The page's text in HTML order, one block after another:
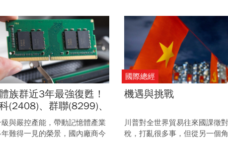
其他AI競爭者與台灣半導體，
來哪些衝擊？
外，劉揚偉能為代工帝國開創
曲線嗎？
族群近3年最強復甦！
(2408)、群聯(8299)、
精選10檔相關
機會旺到年底
與嚴控產能，帶動記憶體產業
難得一見的榮景，國內廠商今
國際總經
機遇與挑戰
川普對全世界貿易往來國課徵
稅，打亂很多事，但從另一個